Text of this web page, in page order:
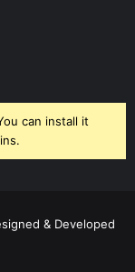
can install it
& Developed